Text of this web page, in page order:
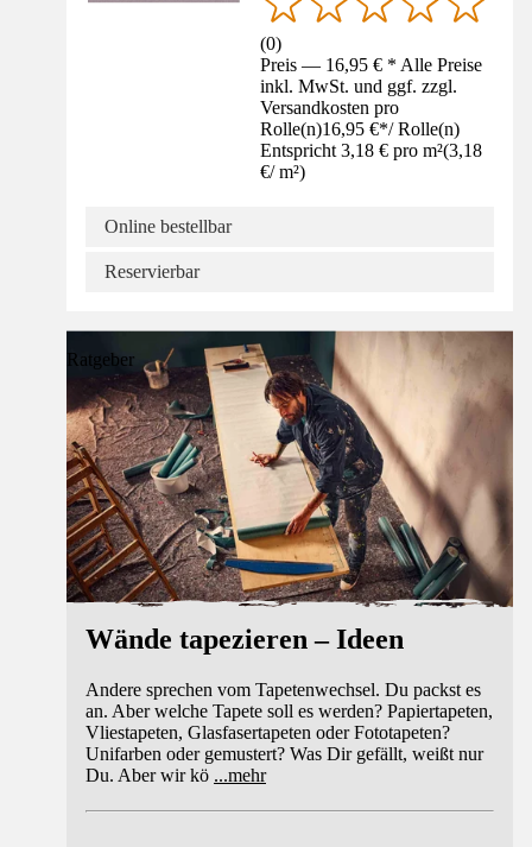
(0)
Preis — 16,95 € * Alle Preise
inkl. MwSt. und ggf. zzgl.
Versandkosten pro
Rolle(n)16,95 €*/ Rolle(n)
Entspricht 3,18 € pro m²(3,18
€/ m²)
Online bestellbar
Reservierbar
Ratgeber
Wände tapezieren – Ideen
Andere sprechen vom Tapetenwechsel. Du packst es
an. Aber welche Tapete soll es werden? Papiertapeten,
Vliestapeten, Glasfasertapeten oder Fototapeten?
Unifarben oder gemustert? Was Dir gefällt, weißt nur
Du. Aber wir kö ...mehr